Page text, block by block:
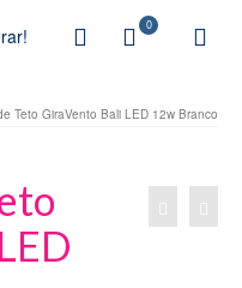
0
Teto GiraVento Bali LED 12w Branco